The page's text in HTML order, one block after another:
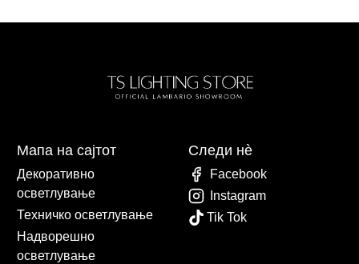
Мапа на сајтот
Декоративно
осветлување
Техничко осветлување
Надворешно
осветлување
Следи нè
Facebook
Instagram
Tik Tok